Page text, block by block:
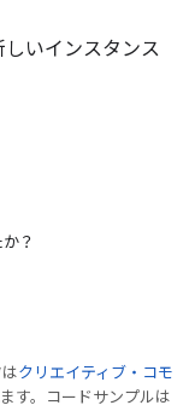
いインスタンス
？
クリエイティブ・コモ
す。コードサンプルは